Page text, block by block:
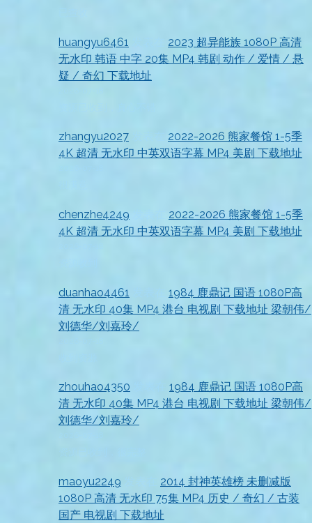
huangyu6461
2023 超异能族 1080P 高清
无水印 韩语 中字 20集 MP4 韩剧 动作 / 爱情 / 悬
疑 / 奇幻 下载地址
zhangyu2027
2022-2026 熊家餐馆 1-5季
4K 超清 无水印 中英双语字幕 MP4 美剧 下载地址
chenzhe4249
2022-2026 熊家餐馆 1-5季
4K 超清 无水印 中英双语字幕 MP4 美剧 下载地址
duanhao4461
1984 鹿鼎记 国语 1080P高
清 无水印 40集 MP4 港台 电视剧 下载地址 梁朝伟/
刘德华/刘嘉玲/
zhouhao4350
1984 鹿鼎记 国语 1080P高
清 无水印 40集 MP4 港台 电视剧 下载地址 梁朝伟/
刘德华/刘嘉玲/
maoyu2249
2014 封神英雄榜 未删减版
1080P 高清 无水印 75集 MP4 历史 / 奇幻 / 古装
国产 电视剧 下载地址